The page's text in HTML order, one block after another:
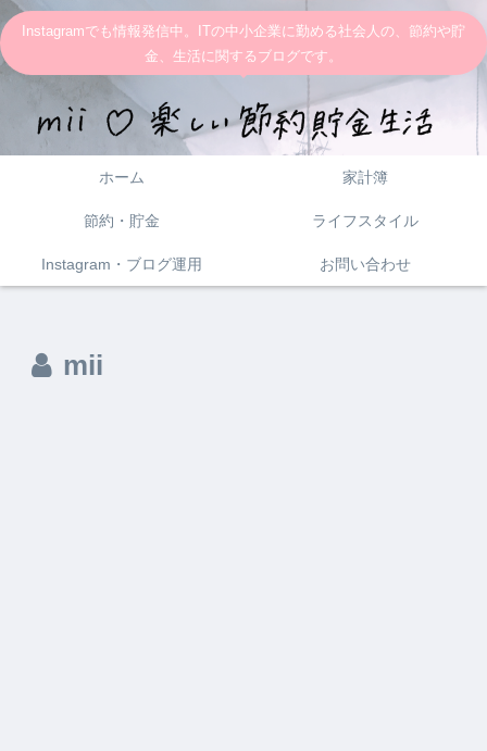
Instagramでも情報発信中。ITの中小企業に勤める社会人の、節約や貯
金、生活に関するブログです。
ホーム 家計簿
節約・貯金 ライフスタイル
Instagram・ブログ運用 お問い合わせ
mii